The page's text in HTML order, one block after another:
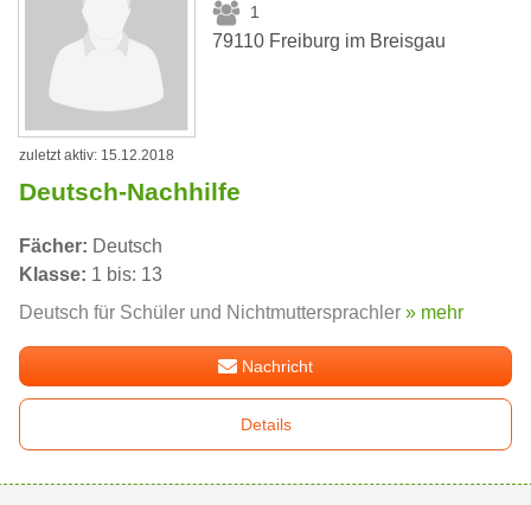
1
79110 Freiburg im Breisgau
zuletzt aktiv: 15.12.2018
Deutsch-Nachhilfe
Fächer: Deutsch
Klasse: 1 bis: 13
Deutsch für Schüler und Nichtmuttersprachler » mehr
Nachricht
Details